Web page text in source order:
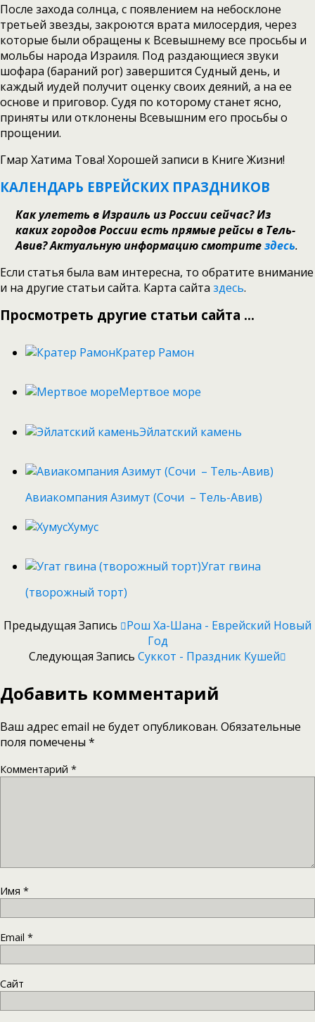
После захода солнца, с появлением на небосклоне
третьей звезды, закроются врата милосердия, через
которые были обращены к Всевышнему все просьбы и
мольбы народа Израиля. Под раздающиеся звуки
шофара (бараний рог) завершится Судный день, и
каждый иудей получит оценку своих деяний, а на ее
основе и приговор. Судя по которому станет ясно,
приняты или отклонены Всевышним его просьбы о
прощении.
Гмар Хатима Това! Хорошей записи в Книге Жизни!
КАЛЕНДАРЬ ЕВРЕЙСКИХ ПРАЗДНИКОВ
Как улететь в Израиль из России сейчас? Из
каких городов России есть прямые рейсы в Тель-
Авив? Актуальную информацию смотритездесь.
Если статья была вам интересна, то обратите внимание
и на другие статьи сайта. Карта сайта здесь.
Просмотреть другие статьи сайта ...
Кратер Рамон
Мертвое море
Эйлатский камень
Авиакомпания Азимут (Сочи – Тель-Авив)
Хумус
Угат гвина
(творожный торт)
Предыдущая Запись
Рош Ха-Шана - Еврейский Новый
Год
Следующая Запись Суккот - Праздник Кушей
Добавить комментарий
Ваш адрес email не будет опубликован. Обязательные
поля помечены *
Комментарий *
Имя *
Email *
Сайт